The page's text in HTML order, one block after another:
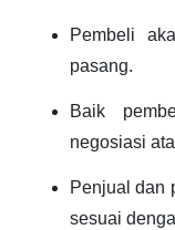
Pembeli
pasang.
Baik
negosiasi
Penjual dan
sesuai